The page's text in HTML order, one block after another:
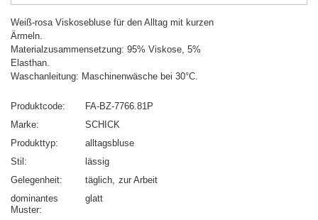
Weiß-rosa Viskosebluse für den Alltag mit kurzen
Ärmeln.
Materialzusammensetzung: 95% Viskose, 5%
Elasthan.
Waschanleitung: Maschinenwäsche bei 30°C.
Produktcode
FA-BZ-7766.81P
Marke
SCHICK
Produkttyp
alltagsbluse
Stil
lässig
Gelegenheit
täglich zur Arbeit
dominantes
Muster
glatt